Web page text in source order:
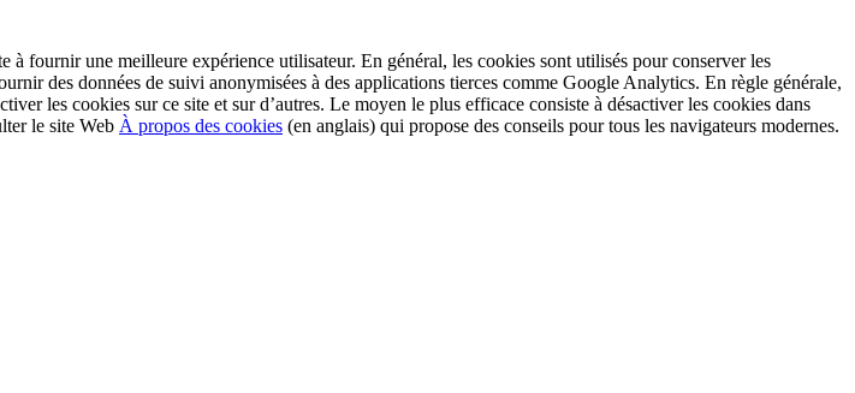
fournir une meilleure expérience utilisateur. En général, les cookies sont utilisés pour conserver les
des données de suivi anonymisées à des applications tierces comme Google Analytics. En règle générale,
les cookies sur ce site et sur d’autres. Le moyen le plus efficace consiste à désactiver les cookies dans
le site Web À propos des cookies (en anglais) qui propose des conseils pour tous les navigateurs modernes.